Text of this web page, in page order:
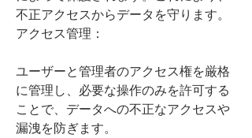
不正アクセスからデータを守ります。
アクセス管理：
ユーザーと管理者のアクセス権を厳格
に管理し、必要な操作のみを許可する
ことで、データへの不正なアクセスや
漏洩を防ぎます。